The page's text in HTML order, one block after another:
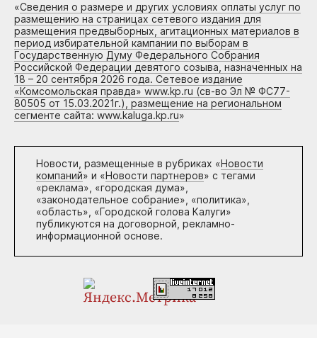
«Сведения о размере и других условиях оплаты услуг по
размещению на страницах сетевого издания для
размещения предвыборных, агитационных материалов в
период избирательной кампании по выборам в
Государственную Думу Федерального Собрания
Российской Федерации девятого созыва, назначенных на
18 – 20 сентября 2026 года. Сетевое издание
«Комсомольская правда» www.kp.ru (св-во Эл № ФС77-
80505 от 15.03.2021г.), размещение на региональном
сегменте сайта: www.kaluga.kp.ru»
Новости, размещенные в рубриках «Новости
компаний» и «Новости партнеров» с тегами
«реклама», «городская дума»,
«законодательное собрание», «политика»,
«область», «Городской голова Калуги»
публикуются на договорной, рекламно-
информационной основе.